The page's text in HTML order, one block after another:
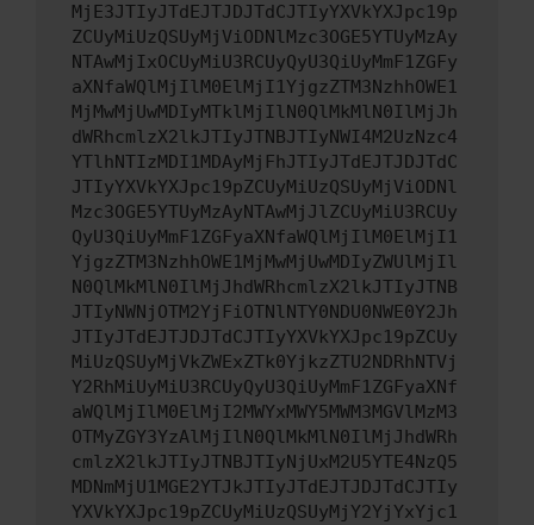
MjE3JTIyJTdEJTJDJTdCJTIyYXVkYXJpc19p
ZCUyMiUzQSUyMjViODNlMzc3OGE5YTUyMzAy
NTAwMjIxOCUyMiU3RCUyQyU3QiUyMmF1ZGFy
aXNfaWQlMjIlM0ElMjI1YjgzZTM3NzhhOWE1
MjMwMjUwMDIyMTklMjIlN0QlMkMlN0IlMjJh
dWRhcmlzX2lkJTIyJTNBJTIyNWI4M2UzNzc4
YTlhNTIzMDI1MDAyMjFhJTIyJTdEJTJDJTdC
JTIyYXVkYXJpc19pZCUyMiUzQSUyMjViODNl
Mzc3OGE5YTUyMzAyNTAwMjJlZCUyMiU3RCUy
QyU3QiUyMmF1ZGFyaXNfaWQlMjIlM0ElMjI1
YjgzZTM3NzhhOWE1MjMwMjUwMDIyZWUlMjIl
N0QlMkMlN0IlMjJhdWRhcmlzX2lkJTIyJTNB
JTIyNWNjOTM2YjFiOTNlNTY0NDU0NWE0Y2Jh
JTIyJTdEJTJDJTdCJTIyYXVkYXJpc19pZCUy
MiUzQSUyMjVkZWExZTk0YjkzZTU2NDRhNTVj
Y2RhMiUyMiU3RCUyQyU3QiUyMmF1ZGFyaXNf
aWQlMjIlM0ElMjI2MWYxMWY5MWM3MGVlMzM3
OTMyZGY3YzAlMjIlN0QlMkMlN0IlMjJhdWRh
cmlzX2lkJTIyJTNBJTIyNjUxM2U5YTE4NzQ5
MDNmMjU1MGE2YTJkJTIyJTdEJTJDJTdCJTIy
YXVkYXJpc19pZCUyMiUzQSUyMjY2YjYxYjc1